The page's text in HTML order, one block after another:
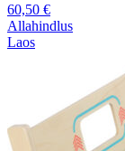
60,50 €
Allahindlus
Laos